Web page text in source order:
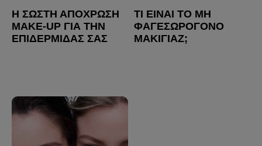
Η ΣΩΣΤΉ ΑΠΌΧΡΩΣΗ
MAKE-UP ΓΙΑ ΤΗΝ
ΕΠΙΔΕΡΜΊΔΑΣ ΣΑΣ
ΤΙ ΕΊΝΑΙ ΤΟ ΜΗ
ΦΑΓΕΣΩΡΟΓΌΝΟ
ΜΑΚΙΓΙΆΖ;